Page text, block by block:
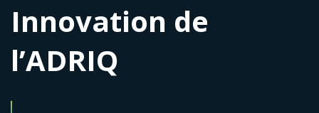
Innovation de
l’ADRIQ